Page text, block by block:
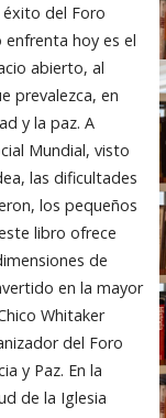
del Foro
enfrenta hoy es el
abierto, al
prevalezca, en
y la paz. A
Mundial, visto
las dificultades
los pequeños
libro ofrece
de
en la mayor
Whitaker
del Foro
y Paz. En la
de la Iglesia